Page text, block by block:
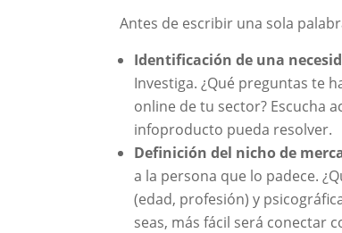
Antes de escribir una sola
Identificación de una
Investiga. ¿Qué preguntas te
online de tu sector? Escucha
infoproducto pueda resolver.
Definición del nicho de
a la persona que lo padece.
(edad, profesión) y
seas, más fácil será conectar